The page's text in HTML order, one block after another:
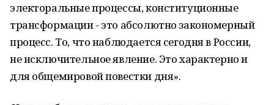
электоральные процессы, конституционные
трансформации - это абсолютно закономерный
процесс. То, что наблюдается сегодня в России,
не исключительное явление. Это характерно и
для общемировой повестки дня».